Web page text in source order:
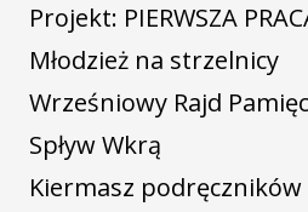
Projekt: PIERWSZA
Młodzież na strzelnicy
Wrześniowy Rajd
Spływ Wkrą
Kiermasz podręczników